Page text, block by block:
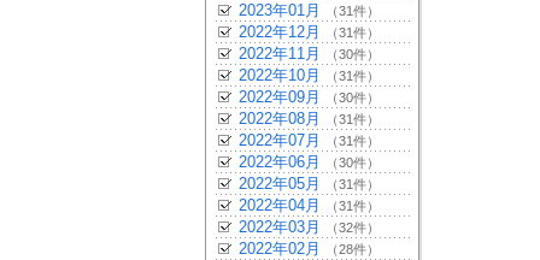
2023年01月 （31件）
2022年12月 （31件）
2022年11月 （30件）
2022年10月 （31件）
2022年09月 （30件）
2022年08月 （31件）
2022年07月 （31件）
2022年06月 （30件）
2022年05月 （31件）
2022年04月 （31件）
2022年03月 （32件）
2022年02月 （28件）